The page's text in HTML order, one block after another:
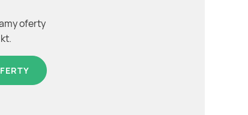
oferty